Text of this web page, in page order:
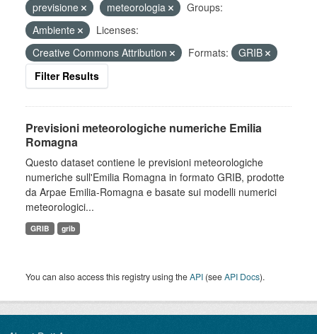
previsione
meteorologia
Groups:
Ambiente
Licenses:
Creative Commons Attribution
Formats:
GRIB
Filter Results
Previsioni meteorologiche numeriche Emilia
Romagna
Questo dataset contiene le previsioni meteorologiche
numeriche sull'Emilia Romagna in formato GRIB, prodotte
da Arpae Emilia-Romagna e basate sui modelli numerici
meteorologici...
GRIB grib
You can also access this registry using theAPI (seeAPI Docs).